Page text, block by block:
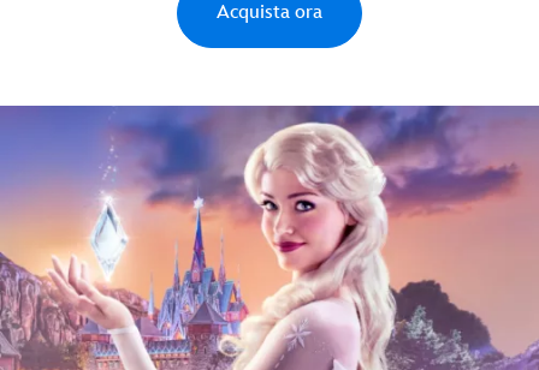
Acquista ora